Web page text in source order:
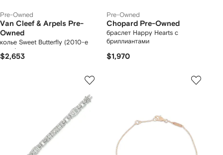
Pre-Owned
Van Cleef & Arpels Pre-
Owned
колье Sweet Butterfly (2010-е
годы)
$2,653
Pre-Owned
Chopard Pre-Owned
браслет Happy Hearts с
бриллиантами
$1,970